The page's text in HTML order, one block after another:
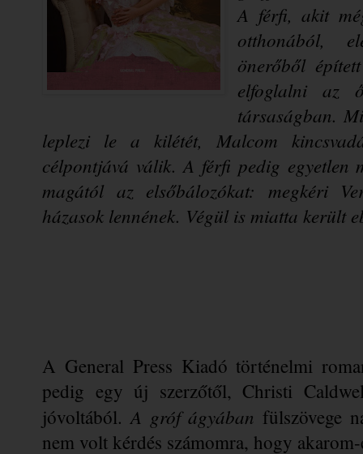
A férfi, akit
otthonából,
önerőből
elfoglalni az
társaságban.
leplezi le a kilétét, Malcom
célpontjává válik. A férfi pedig
magától az elsőbálozókat: megkéri
házasok lennének. Végül is miatta került
A General Press Kiadó történelmi
pedig egy új szerzőtől, Christi
jóvoltából. A gróf ágyában fülszövege
nem volt kérdés számomra, hogy